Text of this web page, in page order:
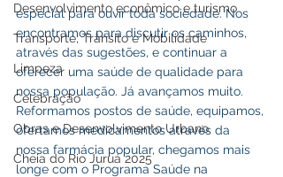
Desenvolvimento econômico e turismo
Transporte, Trânsito e Mobilidade
Limpeza
Celebração
Obras e Desenvolvimento Urbano
Cheia do Rio Juruá 2025
especial para ouvir toda sociedade. Nos
encontramos para discutir os caminhos,
através das sugestões, e continuar a
oferecer uma saúde de qualidade para
nossa população. Já avançamos muito.
Reformamos postos de saúde, equipamos,
ofertamos medicamentos através da
nossa farmácia popular, chegamos mais
longe com o Programa Saúde na